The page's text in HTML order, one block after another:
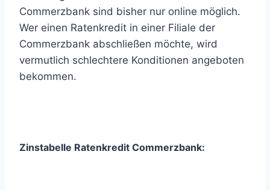
Commerzbank sind bisher nur online möglich.
Wer einen Ratenkredit in einer Filiale der
Commerzbank abschließen möchte, wird
vermutlich schlechtere Konditionen angeboten
bekommen.
Zinstabelle Ratenkredit Commerzbank: